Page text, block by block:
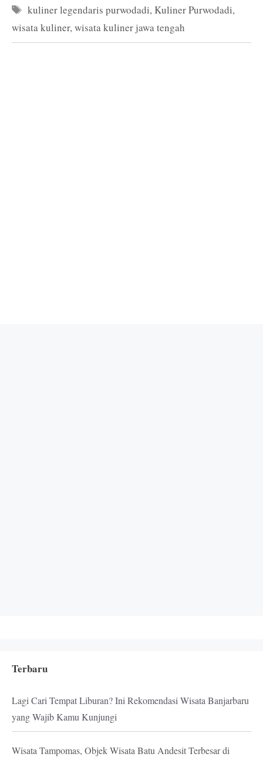
Tag
kuliner legendaris purwodadi,Kuliner Purwodadi,
wisata kuliner,wisata kuliner jawa tengah
Terbaru
Lagi Cari Tempat Liburan? Ini Rekomendasi Wisata Banjarbaru
yang Wajib Kamu Kunjungi
Wisata Tampomas, Objek Wisata Batu Andesit Terbesar di